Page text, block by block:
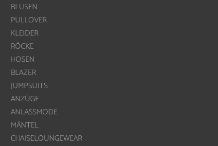
BLUSEN
PULLOVER
KLEIDER
RÖCKE
HOSEN
BLAZER
JUMPSUITS
ANZÜGE
ANLASSMODE
MÄNTEL
CHAISELOUNGEWEAR